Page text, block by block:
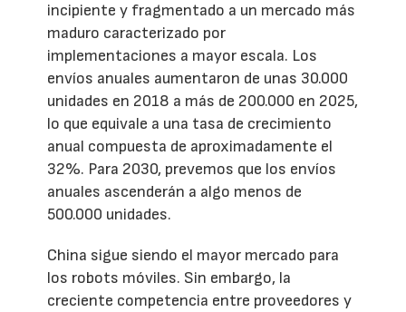
incipiente y fragmentado a un mercado más
maduro caracterizado por
implementaciones a mayor escala. Los
envíos anuales aumentaron de unas 30.000
unidades en 2018 a más de 200.000 en 2025,
lo que equivale a una tasa de crecimiento
anual compuesta de aproximadamente el
32%. Para 2030, prevemos que los envíos
anuales ascenderán a algo menos de
500.000 unidades.
China sigue siendo el mayor mercado para
los robots móviles. Sin embargo, la
creciente competencia entre proveedores y